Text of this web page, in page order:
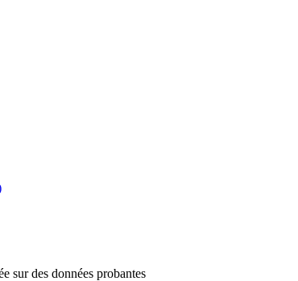
sur des données probantes